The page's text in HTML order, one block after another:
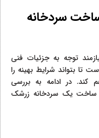
سردخانه
توجه به جزئیات فنی
تا بتواند شرایط بهینه را
کند. در ادامه به بررسی
ساخت یک سردخانه زرشک